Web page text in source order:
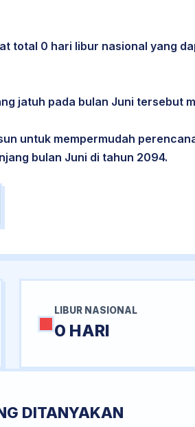
total 0 hari libur nasional yang
jatuh pada bulan Juni tersebut
untuk mempermudah
bulan Juni di tahun 2094.
LIBUR NASIONAL
0 HARI
DITANYAKAN